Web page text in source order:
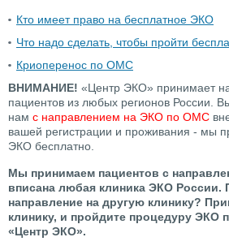
Кто имеет право на бесплатное ЭКО
Что надо сделать, чтобы пройти
Криоперенос по ОМС
ВНИМАНИЕ! «Центр ЭКО» принимает
пациентов из любых регионов России.
нам с направлением на ЭКО по ОМС
вашей регистрации и проживания - мы
ЭКО бесплатно.
Мы принимаем пациентов с
вписана любая клиника ЭКО России.
направление на другую клинику?
клинику, и пройдите процедуру ЭКО
«Центр ЭКО».